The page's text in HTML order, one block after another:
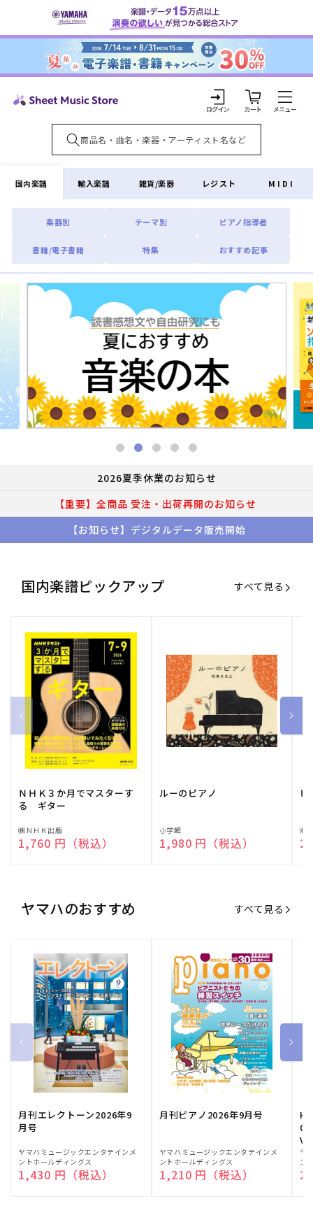
ンツに
ロ
グ
イ
ン
カ
ー
ト
国内楽譜
楽器別 テーマ別 ピアノ指導者
書籍/電子書籍 特集 おすすめ記事
輸入楽譜 雑貨/楽器 レジスト MIDI
2026夏季休業のお知らせ
【重要】全商品 受注・出荷再開のお知らせ
【お知らせ】デジタルデータ販売開始
国内楽譜ピックアップ すべて見る
ＮＨＫ３か月でマスターす
る ギター
販
売
㈱ＮＨＫ出版
通常価格
1,760 円（税込）
ルーのピアノ
販
売
小学館
通常価格
1,980 円（税込）
ピ
販
売
㈱
ヤマハのおすすめ すべて見る
月刊エレクトーン2026年9
月号
販
売
元:
ヤマハミュージックエンタテインメ
ントホールディングス
通常価格
1,430 円（税込）
月刊ピアノ2026年9月号
販
売
元:
ヤマハミュージックエンタテインメ
ントホールディングス
通常価格
1,210 円（税込）
販
売
元:
ヤ
ン